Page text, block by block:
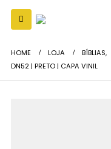
HOME LOJA BÍBLIAS,
DN52 | PRETO | CAPA VINIL